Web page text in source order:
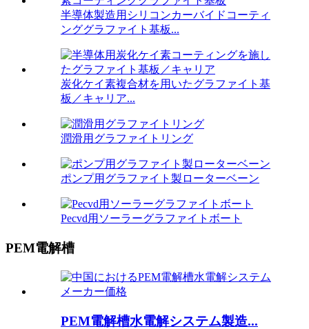
半導体製造用シリコンカーバイドコーティ
ンググラファイト基板...
炭化ケイ素複合材を用いたグラファイト基
板／キャリア...
潤滑用グラファイトリング
ポンプ用グラファイト製ローターベーン
Pecvd用ソーラーグラファイトボート
PEM電解槽
PEM電解槽水電解システム製造...